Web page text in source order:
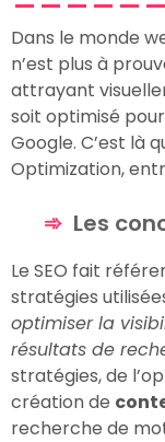
Dans le monde
n’est plus à
attrayant
soit optimisé
Google. C’est là
Optimization,
Les
Le SEO fait
stratégies
optimiser la
résultats de
stratégies, de
création de
recherche de